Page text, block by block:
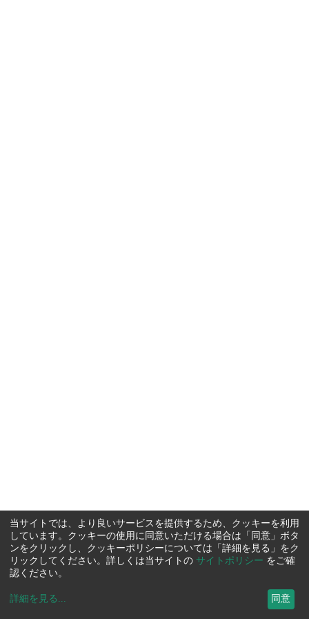
当サイトでは、より良いサービスを提供するため、クッキーを利用
しています。クッキーの使用に同意いただける場合は「同意」ボタ
ンをクリックし、クッキーポリシーについては「詳細を見る」をク
リックしてください。詳しくは当サイトの サイトポリシー をご確
認ください。
詳細を見る ... 同意